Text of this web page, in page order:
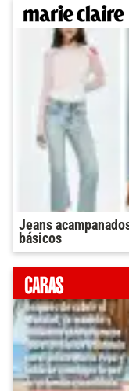
Jeans
básicos